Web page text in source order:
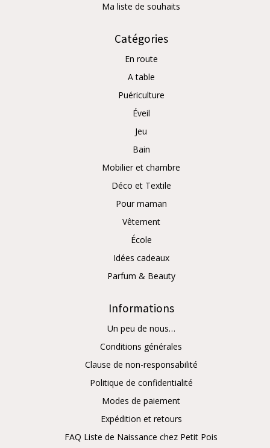
Ma liste de souhaits
Catégories
En route
A table
Puériculture
Éveil
Jeu
Bain
Mobilier et chambre
Déco et Textile
Pour maman
Vêtement
École
Idées cadeaux
Parfum & Beauty
Informations
Un peu de nous…
Conditions générales
Clause de non-responsabilité
Politique de confidentialité
Modes de paiement
Expédition et retours
FAQ Liste de Naissance chez Petit Pois